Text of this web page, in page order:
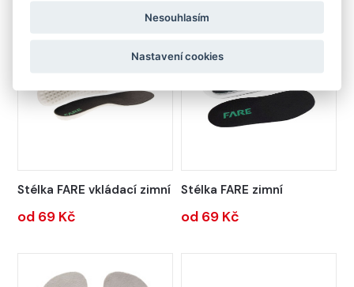
Stélka FARE vkládací zimní
od 69 Kč
Stélka FARE zimní
od 69 Kč
Nesouhlasím
Nastavení cookies